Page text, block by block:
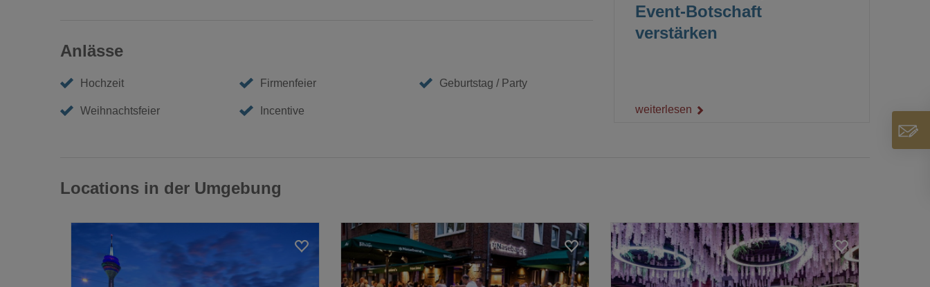
Anlässe
Hochzeit Firmenfeier Geburtstag / Party
Weihnachtsfeier Incentive
Event-Botschaft
verstärken
weiterlesen
Locations in der Umgebung